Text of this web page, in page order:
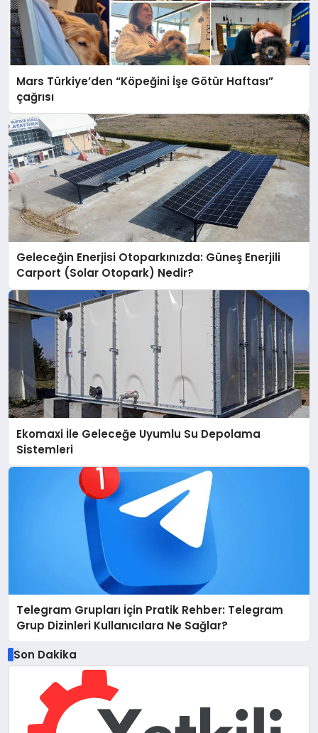
Mars Türkiye’den “Köpeğini İşe Götür Haftası”
çağrısı
Geleceğin Enerjisi Otoparkınızda: Güneş Enerjili
Carport (Solar Otopark) Nedir?
Ekomaxi İle Geleceğe Uyumlu Su Depolama
Sistemleri
Telegram Grupları İçin Pratik Rehber: Telegram
Grup Dizinleri Kullanıcılara Ne Sağlar?
Son Dakika